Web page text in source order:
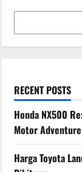
RECENT POSTS
Honda NX500
Motor
Harga Toyota